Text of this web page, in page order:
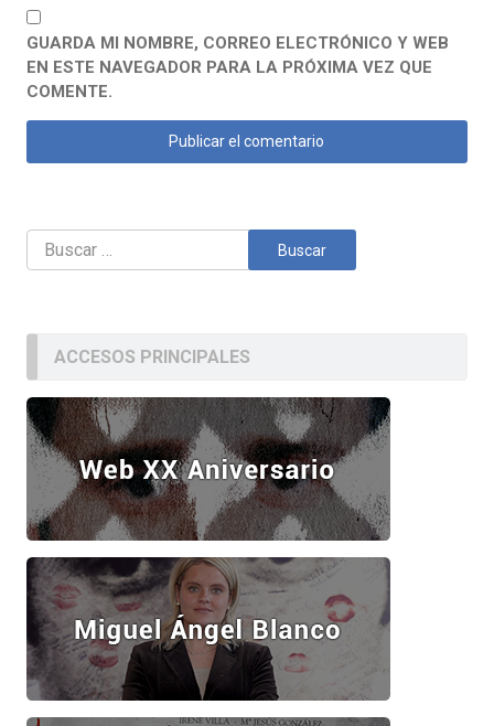
GUARDA MI NOMBRE, CORREO ELECTRÓNICO Y WEB
EN ESTE NAVEGADOR PARA LA PRÓXIMA VEZ QUE
COMENTE.
Buscar:
ACCESOS PRINCIPALES